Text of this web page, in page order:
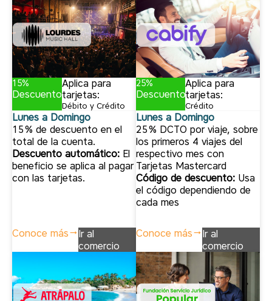
15%
Descuento
Aplica para
tarjetas:
Débito y Crédito
Lunes a Domingo
15% de descuento en el
total de la cuenta.
Descuento automático: El
beneficio se aplica al pagar
con las tarjetas.
Conoce más
Ir al
comercio
25%
Descuento
Aplica para
tarjetas:
Crédito
Lunes a Domingo
25% DCTO por viaje, sobre
los primeros 4 viajes del
respectivo mes con
Tarjetas Mastercard
Código de descuento: Usa
el código dependiendo de
cada mes
Conoce más
Ir al
comercio